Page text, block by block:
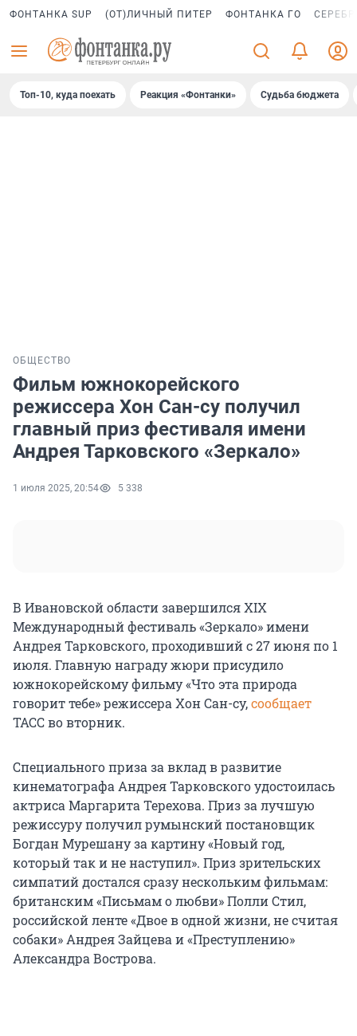
ФОНТАНКА SUP (ОТ)ЛИЧНЫЙ ПИТЕР ФОНТАНКА ГО
Топ-10, куда поехать Реакция «Фонтанки» Судьба бюджета
ОБЩЕСТВО
Фильм южнокорейского
режиссера Хон Сан-су получил
главный приз фестиваля имени
Андрея Тарковского «Зеркало»
1 июля 2025, 20:54 5 338
В Ивановской области завершился XIX
Международный фестиваль «Зеркало» имени
Андрея Тарковского, проходивший с 27 июня по 1
июля. Главную награду жюри присудило
южнокорейскому фильму «Что эта природа
говорит тебе» режиссера Хон Сан-су,сообщает
ТАСС во вторник.
Специального приза за вклад в развитие
кинематографа Андрея Тарковского удостоилась
актриса Маргарита Терехова. Приз за лучшую
режиссуру получил румынский постановщик
Богдан Мурешану за картину «Новый год,
который так и не наступил». Приз зрительских
симпатий достался сразу нескольким фильмам:
британским «Письмам о любви» Полли Стил,
российской ленте «Двое в одной жизни, не считая
собаки» Андрея Зайцева и «Преступлению»
Александра Вострова.